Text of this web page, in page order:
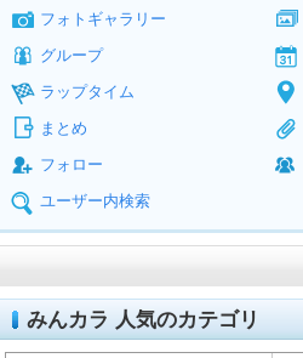
フォトギャラリー
グループ
ラップタイム
まとめ
フォロー
ユーザー内検索
みんカラ 人気のカテゴリ